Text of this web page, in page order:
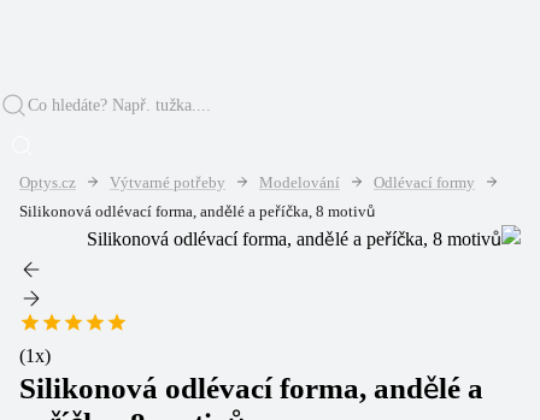
Optys.cz Výtvarné potřeby Modelování
Odlévací formy
Silikonová odlévací forma, andělé a peříčka, 8 motivů
(1x)
Silikonová odlévací forma, andělé a